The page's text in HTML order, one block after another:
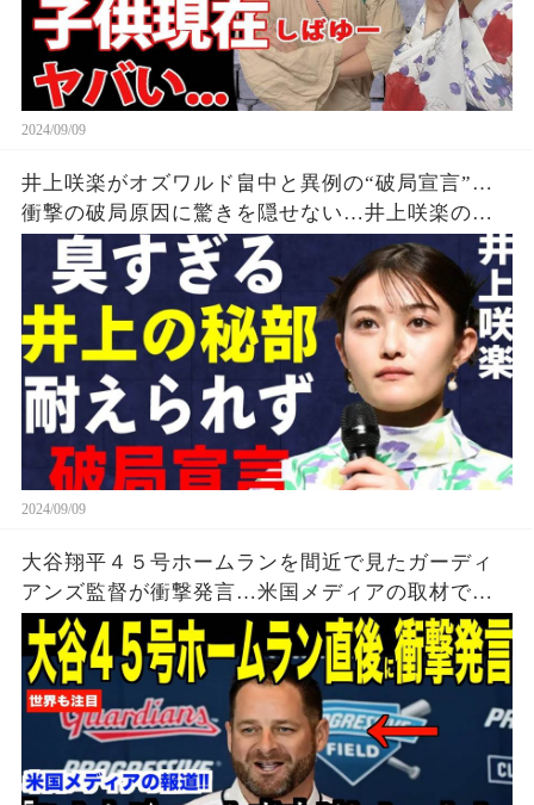
2024/09/09
井上咲楽がオズワルド畠中と異例の“破局宣言”…
衝撃の破局原因に驚きを隠せない…井上咲楽の介
護生活の真相
2024/09/09
大谷翔平４５号ホームランを間近で見たガーディ
アンズ監督が衝撃発言…米国メディアの取材で明
らかとなったロバーツ監督の「５０-５０」記録に
ついてが話題【海外の反応 MLBメジャー 野球】